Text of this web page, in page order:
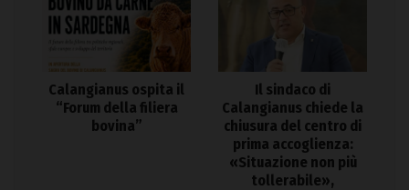
Calangianus ospita il
“Forum della filiera
bovina”
Il sindaco di
Calangianus chiede la
chiusura del centro di
prima accoglienza:
«Situazione non più
tollerabile»,